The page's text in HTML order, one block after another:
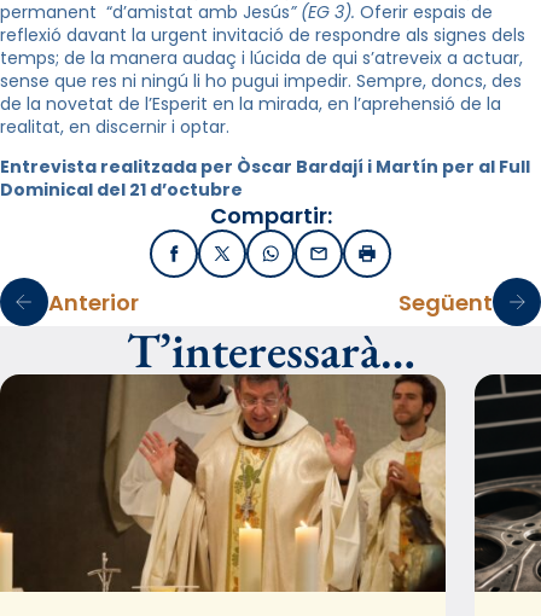
permanent “d’amistat amb Jesús” (EG 3). Oferir espais de
reflexió davant la urgent invitació de respondre als signes dels
temps; de la manera audaç i lúcida de qui s’atreveix a actuar,
sense que res ni ningú li ho pugui impedir. Sempre, doncs, des
de la novetat de l’Esperit en la mirada, en l’aprehensió de la
realitat, en discernir i optar.
Entrevista realitzada per Òscar Bardají i Martín per al Full
Dominical del 21 d’octubre
Compartir:
FacebookX / TwitterWhatsApp
EmailImprimir
Anterior Següent
T’interessarà…